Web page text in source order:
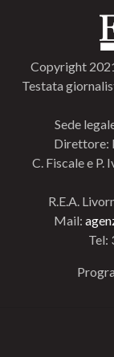
Copyright
Testata
Sede
Direttore:
C. Fiscale e
R.E.A.
Mail:
Tel: